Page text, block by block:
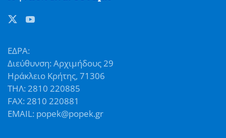
ΕΔΡΑ:
Διεύθυνση: Αρχιμήδους 29
Ηράκλειο Κρήτης, 71306
ΤΗΛ: 2810 220885
FAX: 2810 220881
EMAIL: popek@popek.gr